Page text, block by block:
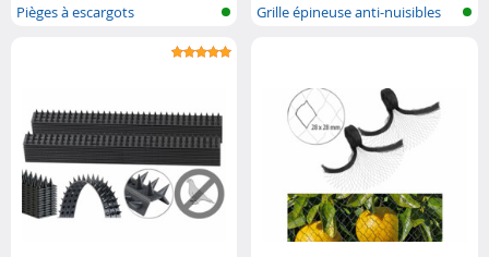
Pièges à escargots
Grille épineuse anti-nuisibles